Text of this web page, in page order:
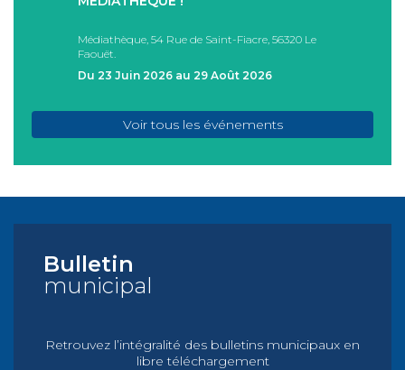
Médiathèque, 54 Rue de Saint-Fiacre, 56320 Le
Faouët.
Du 23 Juin 2026 au 29 Août 2026
Voir tous les événements
Bulletin
municipal
Retrouvez l’intégralité des bulletins municipaux en
libre téléchargement